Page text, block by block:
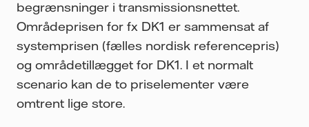
begrænsninger i transmissionsnettet.
Områdeprisen for fx DK1 er sammensat af
systemprisen (fælles nordisk referencepris)
og områdetillægget for DK1. I et normalt
scenario kan de to priselementer være
omtrent lige store.